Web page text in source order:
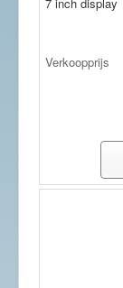
Verkoopprijs